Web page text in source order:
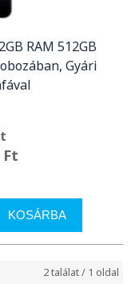
RAM 512GB
Gyári
Ft
KOSÁRBA
2 találat / 1 oldal